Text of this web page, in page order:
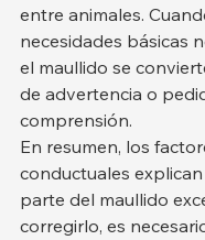
entre animales.
necesidades básicas
el maullido se
de advertencia o
comprensión.
En resumen, los
conductuales
parte del maullido
corregirlo, es